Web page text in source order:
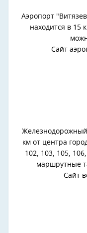
Аэропорт
находится в 15
Сайт
км от центра
102, 103, 105,
маршрутные
Сайт